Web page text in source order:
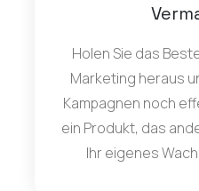
Holen Sie das
Marketing heraus
Kampagnen noch
ein Produkt, das
Ihr eigenes